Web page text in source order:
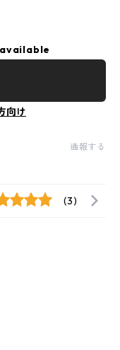
向け
通報する
(3)